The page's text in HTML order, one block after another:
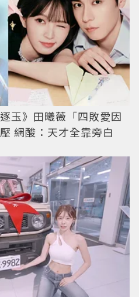
玉》田曦薇「四敗愛因
網酸：天才全靠旁白